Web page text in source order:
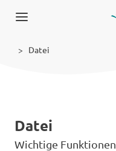
Datei
Datei
Wichtige